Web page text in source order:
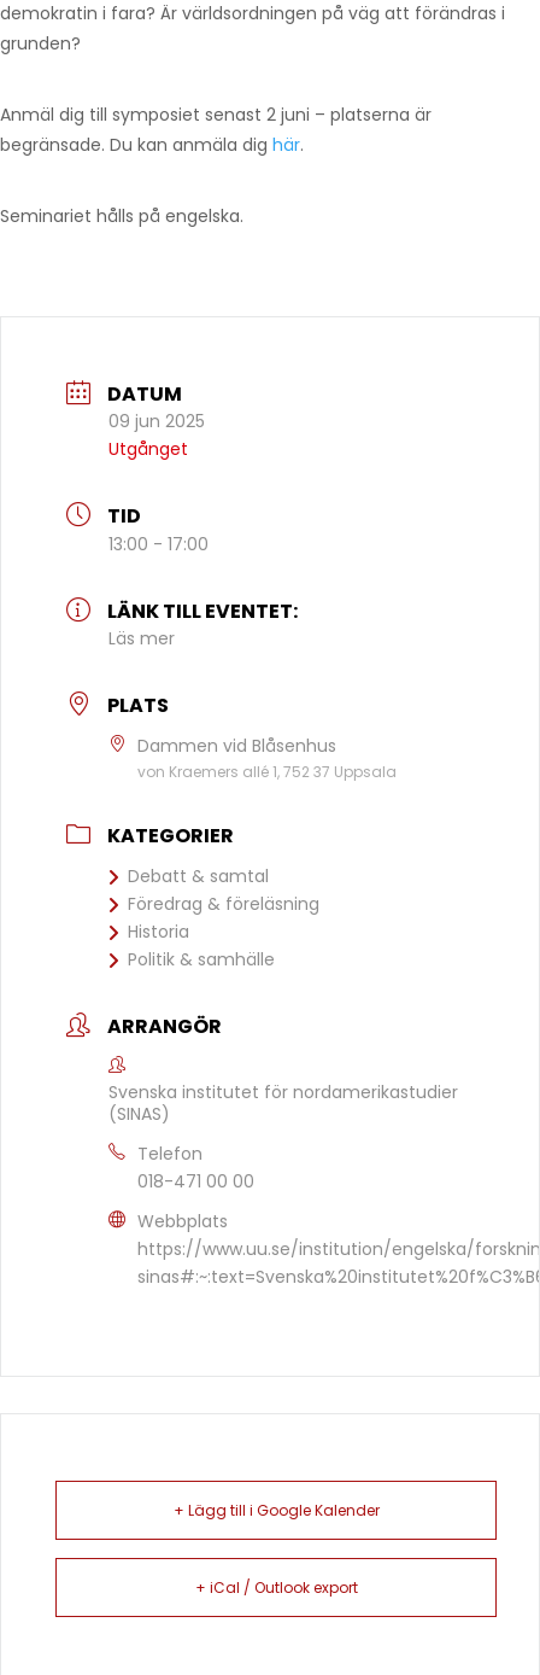
demokratin i fara? Är världsordningen på väg att förändras i
grunden?
Anmäl dig till symposiet senast 2 juni – platserna är
begränsade. Du kan anmäla dig här.
Seminariet hålls på engelska.
DATUM
09 jun 2025
Utgånget
TID
13:00 - 17:00
LÄNK TILL EVENTET:
Läs mer
PLATS
Dammen vid Blåsenhus
von Kraemers allé 1, 752 37 Uppsala
KATEGORIER
Debatt & samtal
Föredrag & föreläsning
Historia
Politik & samhälle
ARRANGÖR
Svenska institutet för nordamerikastudier
(SINAS)
Telefon
018-471 00 00
Webbplats
https://www.uu.se/institution/engelska/
+ Lägg till i Google Kalender
+ iCal / Outlook export